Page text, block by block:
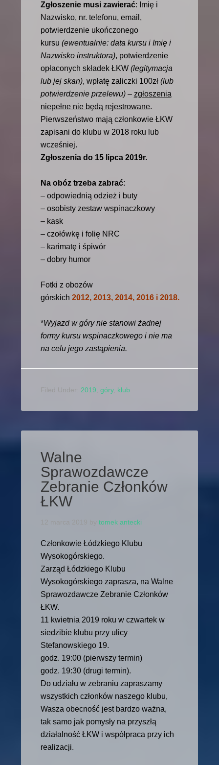
Zgłoszenie musi zawierać: Imię i
Nazwisko, nr. telefonu, email,
potwierdzenie ukończonego
kursu (ewentualnie: data kursu i Imię i
Nazwisko instruktora), potwierdzenie
opłaconych składek ŁKW (legitymacja
lub jej skan), wpłatę zaliczki 100zł (lub
potwierdzenie przelewu)– zgłoszenia
niepełne nie będą rejestrowane.
Pierwszeństwo mają członkowie ŁKW
zapisani do klubu w 2018 roku lub
wcześniej.
Zgłoszenia do 15 lipca 2019r.
Na obóz trzeba zabrać:
– odpowiednią odzież i buty
– osobisty zestaw wspinaczkowy
– kask
– czołówkę i folię NRC
– karimatę i śpiwór
– dobry humor
Fotki z obozów
górskich 2012, 2013, 2014, 2016i 2018.
*Wyjazd w góry nie stanowi żadnej
formy kursu wspinaczkowego i nie ma
na celu jego zastąpienia.
Filed Under: 2019 góry, klub
Walne
Sprawozdawcze
Zebranie Członków
ŁKW
tomek antecki
Członkowie Łódzkiego Klubu
Wysokogórskiego.
Zarząd Łódzkiego Klubu
Wysokogórskiego zaprasza, na Walne
Sprawozdawcze Zebranie Członków
ŁKW.
11 kwietnia 2019 roku w czwartek w
siedzibie klubu przy ulicy
Stefanowskiego 19.
godz. 19:00 (pierwszy termin)
godz. 19:30 (drugi termin).
Do udziału w zebraniu zapraszamy
wszystkich członków naszego klubu,
Wasza obecność jest bardzo ważna,
tak samo jak pomysły na przyszłą
działalność ŁKW i współpraca przy ich
realizacji.